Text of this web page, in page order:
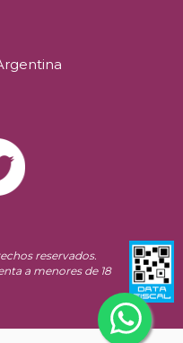
reservados.
a menores de 18